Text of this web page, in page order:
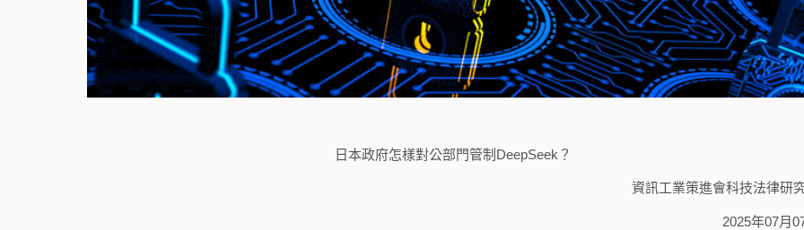
日本政府怎樣對公部門管制DeepSeek？
資訊工業策進會科技法律研
2025年07月